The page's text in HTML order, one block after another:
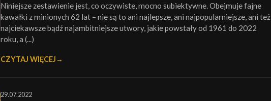
Niniejsze zestawienie jest, co oczywiste, mocno subiektywne. Obejmuje fajne
kawałki z minionych 62 lat – nie są to ani najlepsze, ani najpopularniejsze, ani też
najciekawsze bądź najambitniejsze utwory, jakie powstały od 1961 do 2022
roku, a (...)
CZYTAJ WIĘCEJ
29.07.2022